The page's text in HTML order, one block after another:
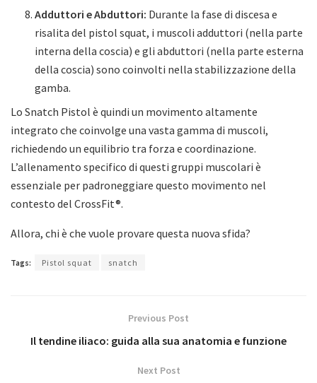
Adduttori e Abduttori: Durante la fase di discesa e
risalita del pistol squat, i muscoli adduttori (nella parte
interna della coscia) e gli abduttori (nella parte esterna
della coscia) sono coinvolti nella stabilizzazione della
gamba.
Lo Snatch Pistol è quindi un movimento altamente
integrato che coinvolge una vasta gamma di muscoli,
richiedendo un equilibrio tra forza e coordinazione.
L’allenamento specifico di questi gruppi muscolari è
essenziale per padroneggiare questo movimento nel
contesto del CrossFit®.
Allora, chi è che vuole provare questa nuova sfida?
Tags: Pistol squat snatch
Previous Post
Il tendine iliaco: guida alla sua anatomia e funzione
Next Post